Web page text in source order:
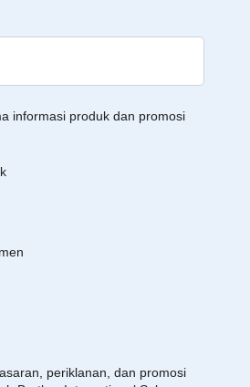
informasi produk dan promosi
periklanan, dan promosi